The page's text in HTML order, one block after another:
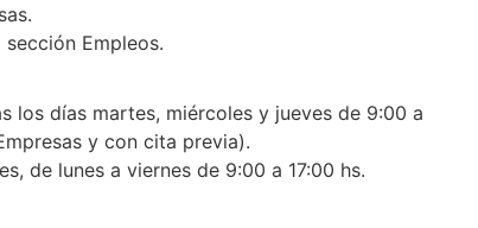
Empleos.
los días martes, miércoles y jueves de 9:00 a
y con cita previa).
de lunes a viernes de 9:00 a 17:00 hs.